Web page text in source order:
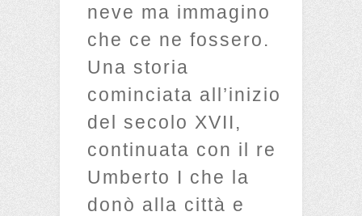
neve ma immagino
che ce ne fossero.
Una storia
cominciata all’inizio
del secolo XVII,
continuata con il re
Umberto I che la
donò alla città e